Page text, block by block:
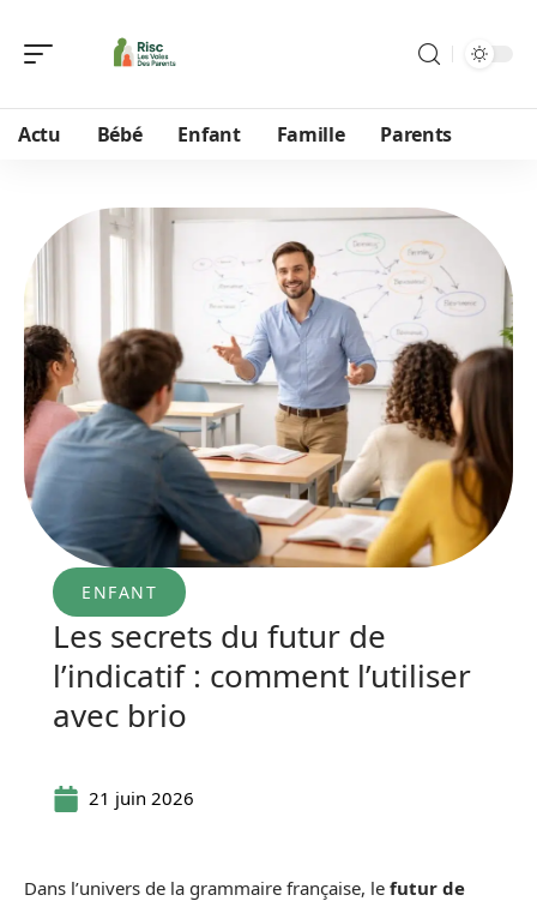
Actu Bébé Enfant Famille Parents
ENFANT
Les secrets du futur de
l’indicatif : comment l’utiliser
avec brio
21 juin 2026
Dans l’univers de la grammaire française, le futur de